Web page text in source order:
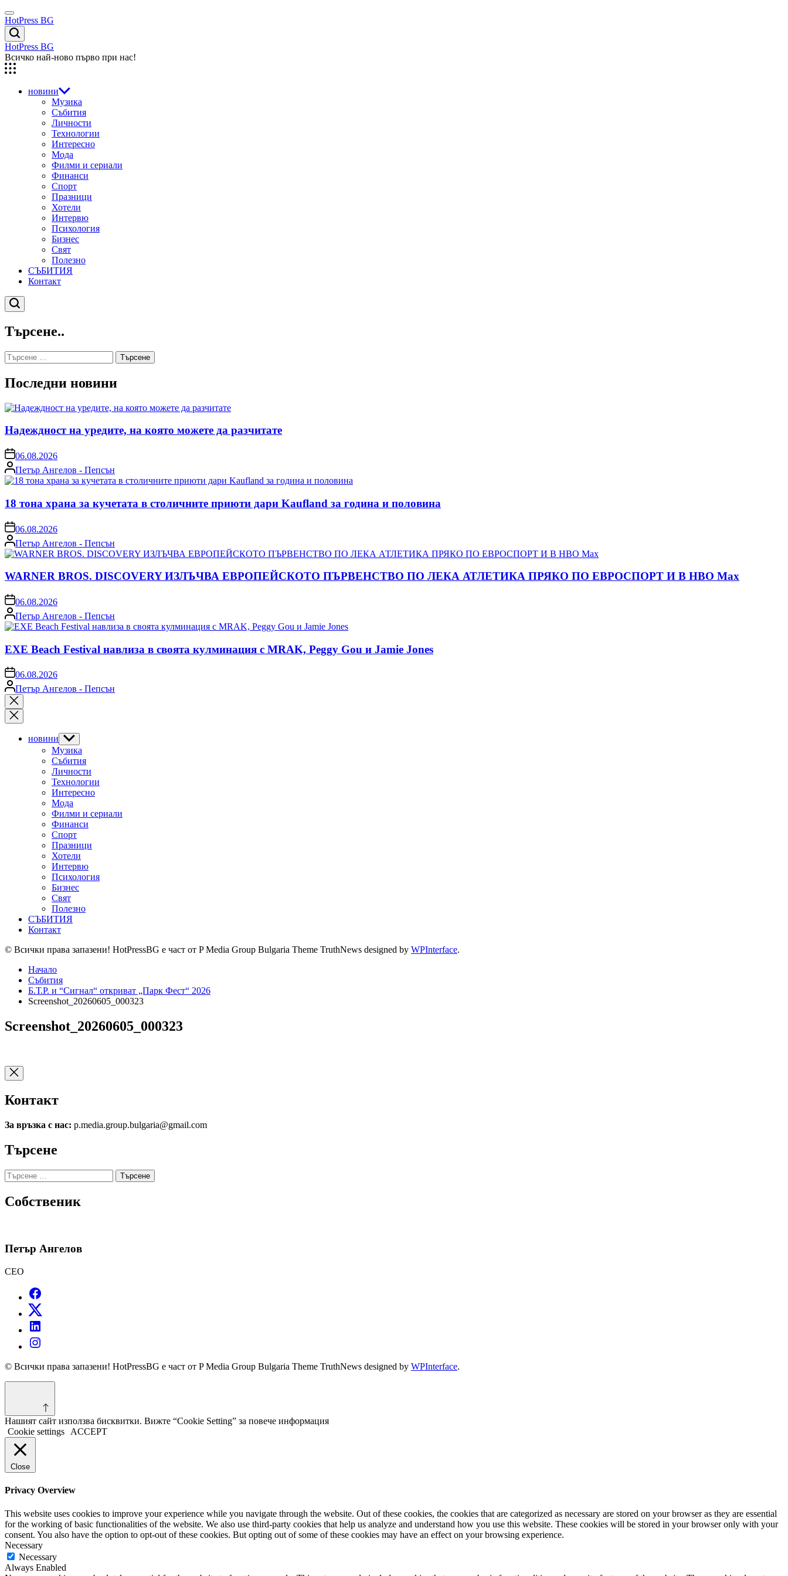
Skip
to
content
Menu
HotPress BG
Търсене
HotPress BG
Всичко най-ново първо при нас!
новини
Музика
Събития
Личности
Технологии
Интересно
Мода
Филми и сериали
Финанси
Спорт
Празници
Хотели
Интервю
Психология
Бизнес
Свят
Полезно
СЪБИТИЯ
Контакт
Търсене
Търсене..
Търсене
за:
Последни новини
Надеждност на уредите, на която можете да разчитате
on06.08.2026
Posted
by
Петър Ангелов - Пепсън
18 тона храна за кучетата в столичните приюти дари Kaufland за година и половина
on06.08.2026
Posted
by
Петър Ангелов - Пепсън
WARNER BROS. DISCOVERY ИЗЛЪЧВА ЕВРОПЕЙСКОТО ПЪРВЕНСТВО ПО ЛЕКА АТЛЕТИКА ПРЯКО ПО ЕВРОСПОРТ И В НВО Мах
on06.08.2026
Posted
by
Петър Ангелов - Пепсън
EXE Beach Festival навлиза в своята кулминация с MRAK, Peggy Gou и Jamie Jones
on06.08.2026
Posted
by
Петър Ангелов - Пепсън
Close
search
новини Show
sub
menu
Музика
Събития
Личности
Технологии
Интересно
Мода
Филми и сериали
Финанси
Спорт
Празници
Хотели
Интервю
Психология
Бизнес
Свят
Полезно
СЪБИТИЯ
Контакт
© Всички права запазени! HotPressBG е част от P Media Group Bulgaria Theme TruthNews designed by WPInterface.
Начало
Събития
Б.Т.Р. и “Сигнал“ откриват „Парк Фест“ 2026
Screenshot_20260605_000323
Screenshot_20260605_000323
Контакт
За връзка с нас: p.media.group.bulgaria@gmail.com
Търсене
Търсене
за:
Собственик
Петър Ангелов
CEO
© Всички права запазени! HotPressBG е част от P Media Group Bulgaria Theme TruthNews designed by WPInterface.
Нашият сайт използва бисквитки. Вижте “Cookie Setting” за повече информация
Cookie settings
ACCEPT
Close
Privacy Overview
This website uses cookies to improve your experience while you navigate through the website. Out of these cookies, the cookies that are categorized as necessary are stored on your browser as they are essential
for the working of basic functionalities of the website. We also use third-party cookies that help us analyze and understand how you use this website. These cookies will be stored in your browser only with your
consent. You also have the option to opt-out of these cookies. But opting out of some of these cookies may have an effect on your browsing experience.
Necessary
Necessary
Always Enabled